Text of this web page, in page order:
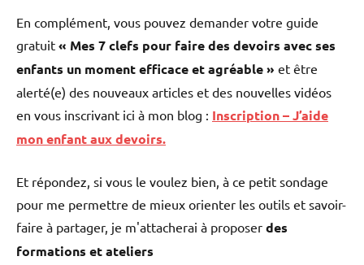
En complément, vous pouvez demander votre guide
gratuit « Mes 7 clefs pour faire des devoirs avec ses
enfants un moment efficace et agréable » et être
alerté(e) des nouveaux articles et des nouvelles vidéos
en vous inscrivant ici à mon blog : Inscription – J’aide
mon enfant aux devoirs.
Et répondez, si vous le voulez bien, à ce petit sondage
pour me permettre de mieux orienter les outils et savoir-
faire à partager, je m'attacherai à proposer des
formations et ateliers